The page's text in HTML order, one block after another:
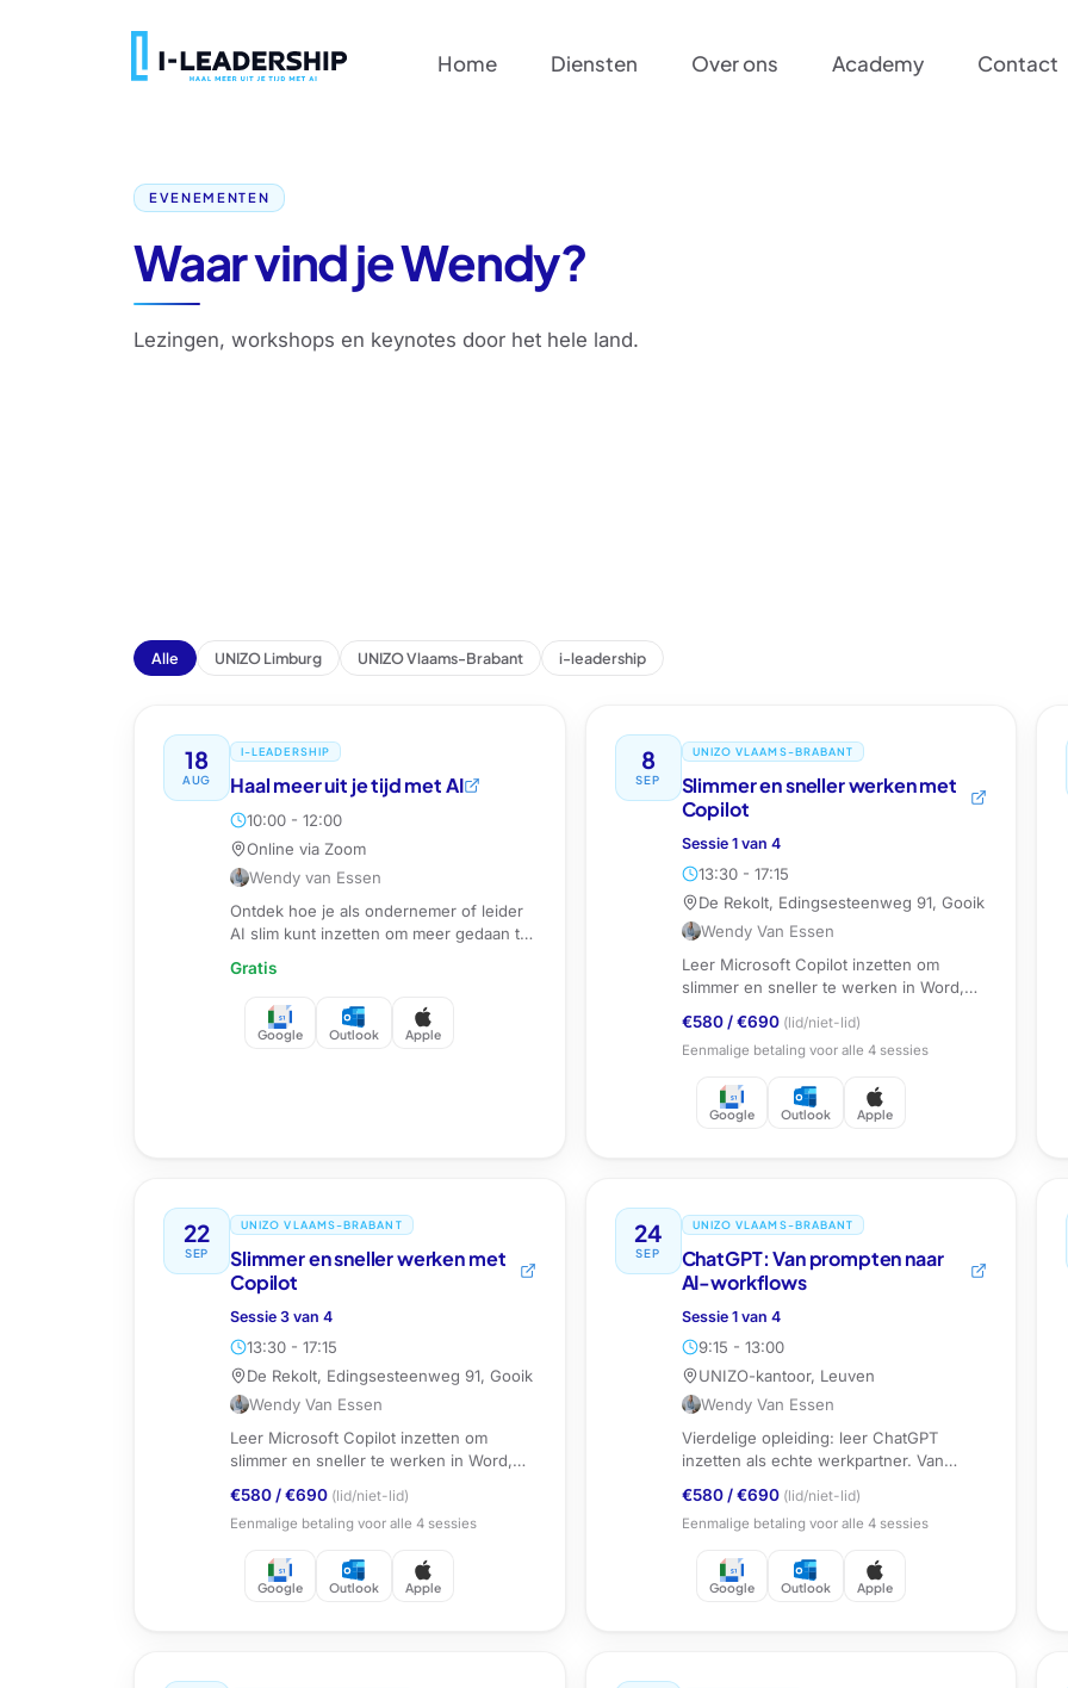
Home
Diensten
Over ons
Academy
Contact
EVENEMENTEN
Waar vind je Wendy?
Lezingen, workshops en keynotes door het hele land.
Alle UNIZO Limburg UNIZO Vlaams-Brabant i-leadership
18
AUG
I-LEADERSHIP
Haal meer uit je tijd met AI
10:00 - 12:00
Online via Zoom
Wendy van Essen
Ontdek hoe je als ondernemer of leider
AI slim kunt inzetten om meer gedaan te
je meteen kunt toepassen.
Gratis
Google Outlook Apple
8
SEP
UNIZO VLAAMS-BRABANT
Slimmer en sneller werken met
Copilot
Sessie 1van 4
13:30 - 17:15
De Rekolt, Edingsesteenweg 91, Gooik
Wendy Van Essen
Leer Microsoft Copilot inzetten om
slimmer en sneller te werken in Word,
€580/€690(lid/niet-lid)
Eenmalige betaling voor alle 4sessies
Google Outlook Apple
22
SEP
UNIZO VLAAMS-BRABANT
Slimmer en sneller werken met
Copilot
Sessie 3 van 4
13:30 - 17:15
De Rekolt, Edingsesteenweg 91, Gooik
Wendy Van Essen
Leer Microsoft Copilot inzetten om
slimmer en sneller te werken in Word,
€580 /€690 (lid/niet-lid)
Eenmalige betaling voor alle 4 sessies
Google Outlook Apple
24
SEP
UNIZO VLAAMS-BRABANT
ChatGPT: Van prompten naar
AI-workflows
Sessie 1van 4
9:15 - 13:00
UNIZO-kantoor, Leuven
Wendy Van Essen
Vierdelige opleiding: leer ChatGPT
inzetten als echte werkpartner. Van
AI-workflows.
€580/€690(lid/niet-lid)
Eenmalige betaling voor alle 4sessies
Google Outlook Apple